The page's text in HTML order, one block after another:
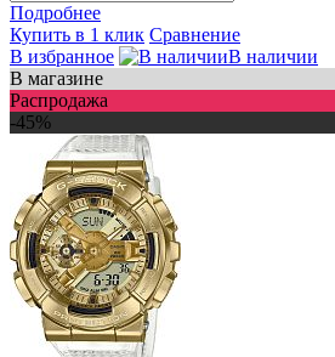
Подробнее
Купить в 1 клик Сравнение
В избранное
В наличии
В магазине
Распродажа
-45%